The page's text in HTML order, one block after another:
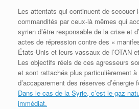
Les attentats qui continuent de
commandités par ceux-là mêmes qui
syrien d’être responsable de la crise et
actes de répression contre des «
États-Unis et leurs vassaux de l’OTAN
Les objectifs réels de ces agresseurs
et sont rattachés plus particulièrement
d’accaparement des réserves d’énergie
Dans le cas de la Syrie, c’est le gaz
immédiat.